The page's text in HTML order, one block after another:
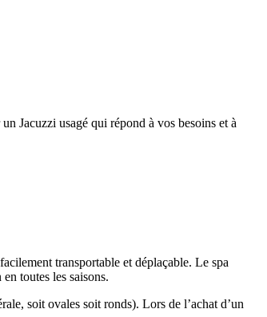
Jacuzzi usagé qui répond à vos besoins et à
transportable et déplaçable. Le spa
toutes les saisons.
soit ovales soit ronds). Lors de l’achat d’un